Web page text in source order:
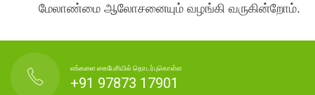
மேலாண்மை ஆலோசனையும் வழங்கி வருகின்றோம்.
எங்களை கைபேசியில் தொடர்புகொள்ள
+91 97873 17901